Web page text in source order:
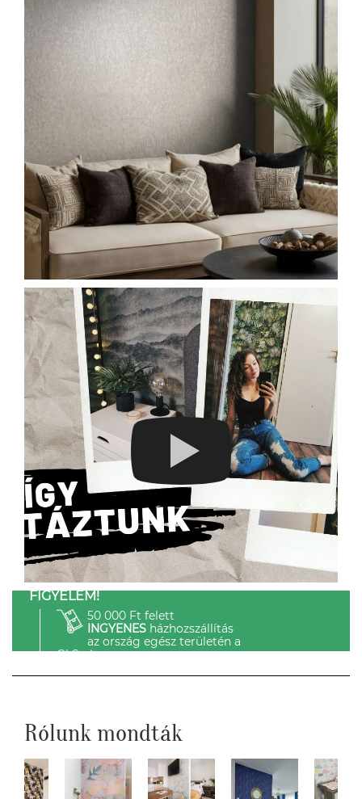
FIGYELEM!
50 000 Ft felett
INGYENESházhozszállítás
az ország egész területén a
GLS-el.
Rólunk mondták